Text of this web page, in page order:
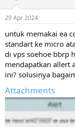
29 Apr 2024
untuk memakai ea
standart ke micro
di vps soehoe bbrp
mendapatkan allert
ini? solusinya
Attachments